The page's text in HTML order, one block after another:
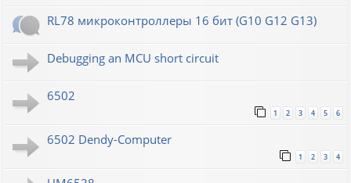
RL78 микроконтроллеры 16 бит (G10 G12 G13)
Debugging an MCU short circuit
6502
1 2 3 4 5 6
6502 Dendy-Computer
1 2 3 4